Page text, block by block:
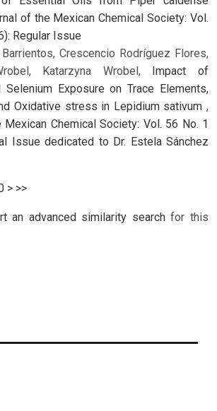
of the Mexican Chemical Society: Vol.
Regular Issue
Barrientos, Crescencio Rodríguez Flores,
Katarzyna Wrobel, Impact of
Selenium Exposure on Trace Elements,
Oxidative stress in Lepidium sativum ,
Chemical Society: Vol. 56 No. 1
Issue dedicated to Dr. Estela Sánchez
> >>
an advanced similarity searchfor this